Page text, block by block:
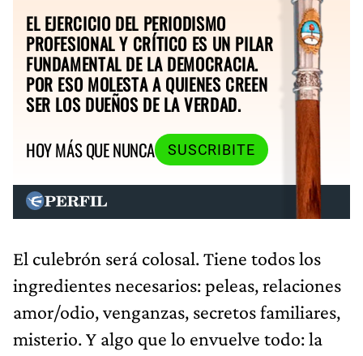
EL EJERCICIO DEL PERIODISMO
PROFESIONAL Y CRÍTICO ES UN PILAR
FUNDAMENTAL DE LA DEMOCRACIA.
POR ESO MOLESTA A QUIENES CREEN
SER LOS DUEÑOS DE LA VERDAD.
HOY MÁS QUE NUNCA
SUSCRIBITE
El culebrón será colosal. Tiene todos los
ingredientes necesarios: peleas, relaciones
amor/odio, venganzas, secretos familiares,
misterio. Y algo que lo envuelve todo: la